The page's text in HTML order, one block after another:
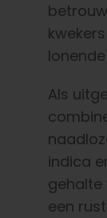
Als
indica
gehalte
een